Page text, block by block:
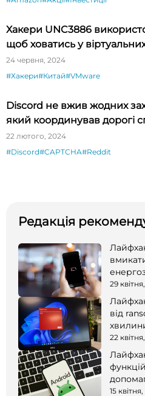
Хакери UNC3886
щоб ховатись у
24 червня, 2024
#Хакери#Китай#VMware
Discord не вжив жодних
який координував дорогі
22 лютого, 2024
#Discord#CAPTCHA#Reddit
Редакція
29
від
22
15